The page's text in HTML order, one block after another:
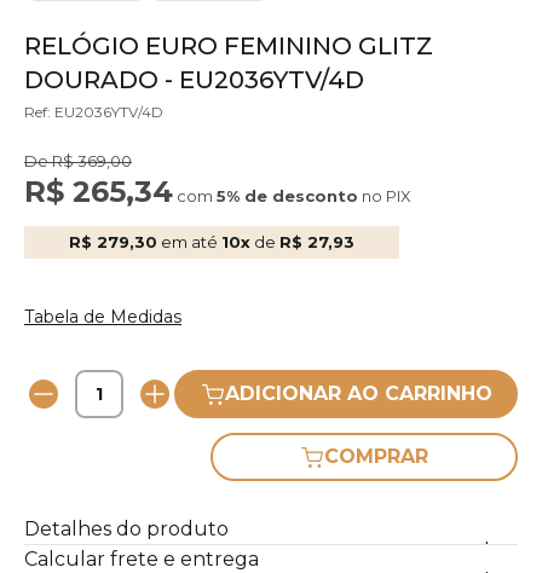
RELÓGIO EURO FEMININO GLITZ
DOURADO - EU2036YTV/4D
Ref: EU2036YTV/4D
De R$ 369,00
R$ 265,34 com 5% de desconto no PIX
R$ 279,30 em até 10x de R$ 27,93
Tabela de Medidas
ADICIONAR AO CARRINHO
COMPRAR
Detalhes do produto
Calcular frete e entrega